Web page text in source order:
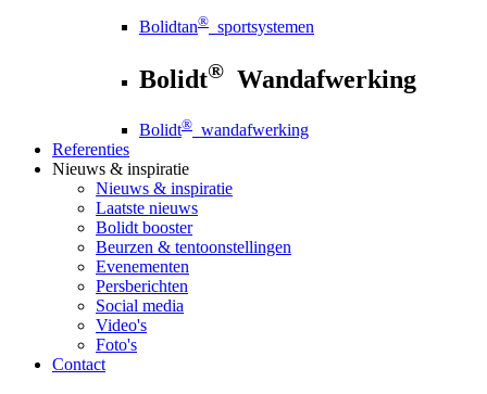
Bolidtan® sportsystemen
Bolidt® Wandafwerking
Bolidt® wandafwerking
Referenties
Nieuws & inspiratie
Nieuws & inspiratie
Laatste nieuws
Bolidt booster
Beurzen & tentoonstellingen
Evenementen
Persberichten
Social media
Video's
Foto's
Contact